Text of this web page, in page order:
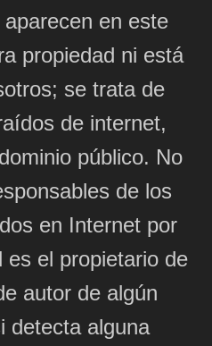
en este
propiedad ni está
se trata de
de internet,
público. No
de los
en Internet por
el propietario de
autor de algún
detecta alguna